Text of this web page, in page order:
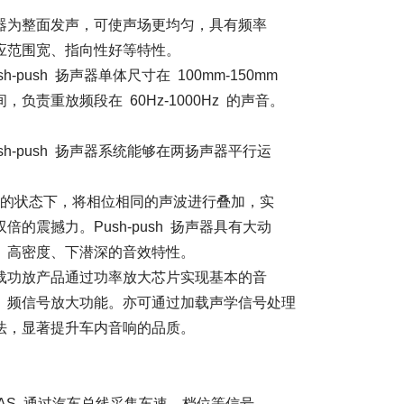
声场更均匀，具有频率
好等特性。
尺寸在 100mm-150mm
60Hz-1000Hz 的声音。
能够在两扬声器平行运
相同的声波进行叠加，实
push 扬声器具有大动
的音效特性。
放大芯片实现基本的音
。亦可通过加载声学信号处理
音响的品质。